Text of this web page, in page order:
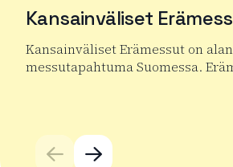
Kansainväliset
Kansainväliset Erämessut on
messutapahtuma Suomessa.